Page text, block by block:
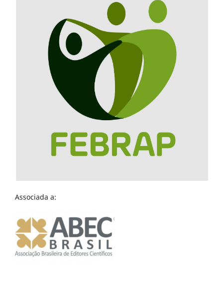
Associada a: